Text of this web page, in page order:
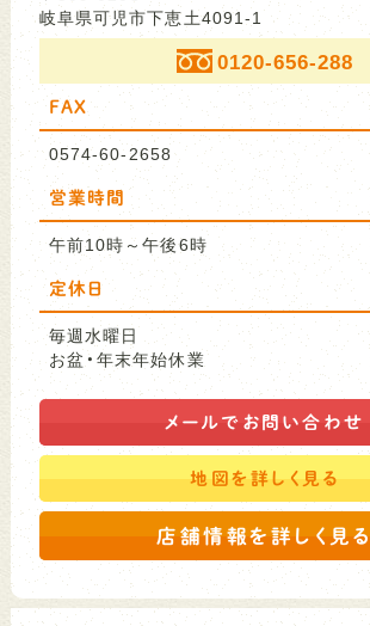
岐阜県可児市下恵土4091-1
0120-656-288
FAX
0574-60-2658
営業時間
午前10時～午後6時
定休日
毎週水曜日
お盆・年末年始休業
メールで お問い合わせ
地図を詳しく見る
店舗情報を詳しく見る